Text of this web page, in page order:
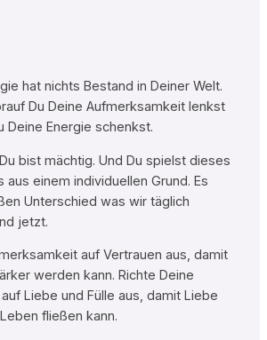
hat nichts Bestand in Deiner Welt.
Du Deine Aufmerksamkeit lenkst
Deine Energie schenkst.
bist mächtig. Und Du spielst dieses
aus einem individuellen Grund. Es
Unterschied was wir täglich
jetzt.
auf Vertrauen aus, damit
werden kann. Richte Deine
Liebe und Fülle aus, damit Liebe
fließen kann.